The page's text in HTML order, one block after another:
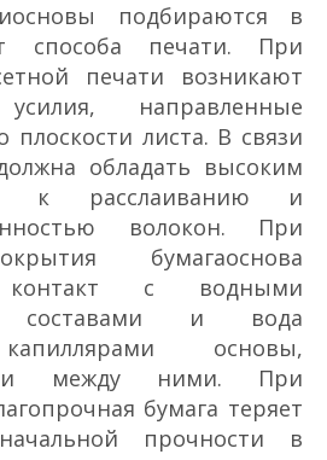
подбираются в
способа печати. При
печати возникают
направленные
плоскости листа. В связи
обладать высоким
к расслаиванию и
волокон. При
бумага­основа
с водными
составами и вода
основы,
между ними. При
бумага теряет
прочности в